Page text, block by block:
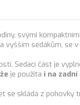
svými
sedákům, se
Sedací část je
je použita i na
se skládá z